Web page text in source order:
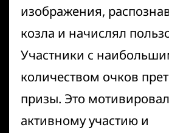
изображения,
козла и начислял
Участники с
количеством очков
призы. Это
активному участию и